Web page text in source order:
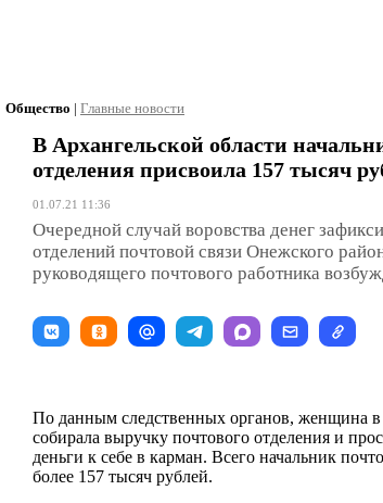
Общество | Главные новости
В Архангельской области
отделения присвоила 157 тысяч
01.07.21 11:36
Очередной случай воровства денег
отделений почтовой связи Онежского
руководящего почтового работника
По данным следственных органов, женщина в
собирала выручку почтового отделения и
деньги к себе в карман. Всего начальник
более 157 тысяч рублей.